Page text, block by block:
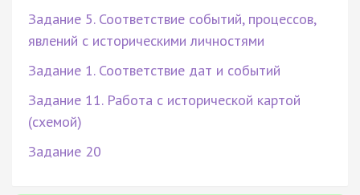
Задание 5. Соответствие событий, процессов,
явлений с историческими личностями
Задание 1. Соответствие дат и событий
Задание 11. Работа с исторической картой
(схемой)
Задание 20